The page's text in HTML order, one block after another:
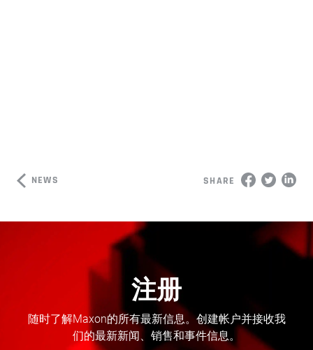
NEWS SHARE
注册
随时了解Maxon的所有最新信息。创建帐户并接收我
们的最新新闻、销售和事件信息。